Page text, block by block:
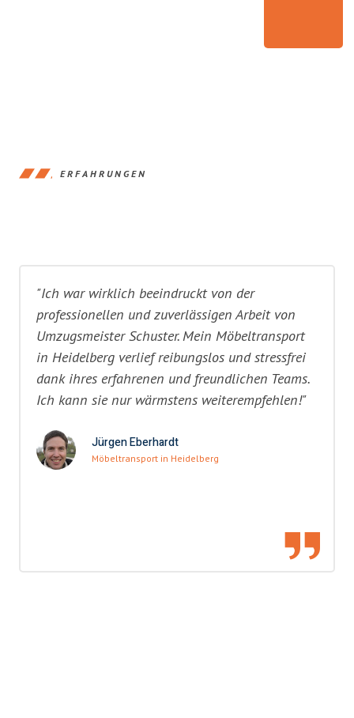
ERFAHRUNGEN
"Ich war wirklich beeindruckt von der
professionellen und zuverlässigen Arbeit von
Umzugsmeister Schuster. Mein Möbeltransport
in Heidelberg verlief reibungslos und stressfrei
dank ihres erfahrenen und freundlichen Teams.
Ich kann sie nur wärmstens weiterempfehlen!"
Jürgen Eberhardt
Möbeltransport in Heidelberg